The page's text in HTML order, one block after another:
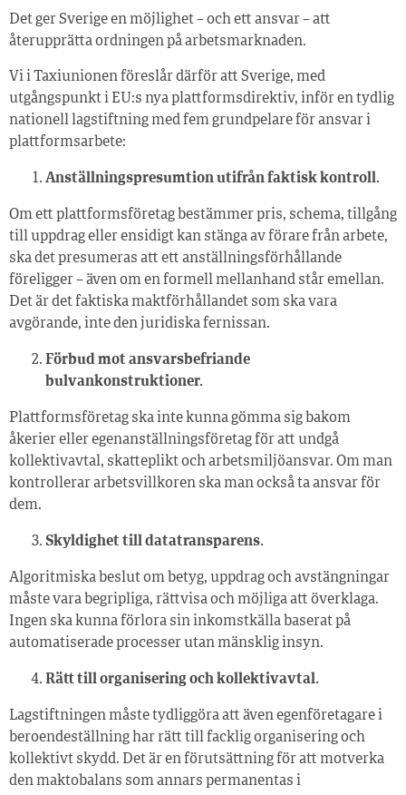
Det ger Sverige en möjlighet – och ett ansvar – att
återupprätta ordningen på arbetsmarknaden.
Vi i Taxiunionen föreslår därför att Sverige, med
utgångspunkt i EU:s nya plattformsdirektiv, inför en tydlig
nationell lagstiftning med fem grundpelare för ansvar i
plattformsarbete:
Anställningspresumtion utifrån faktisk kontroll.
Om ett plattformsföretag bestämmer pris, schema, tillgång
till uppdrag eller ensidigt kan stänga av förare från arbete,
ska det presumeras att ett anställningsförhållande
föreligger – även om en formell mellanhand står emellan.
Det är det faktiska maktförhållandet som ska vara
avgörande, inte den juridiska fernissan.
Förbud mot ansvarsbefriande
bulvankonstruktioner.
Plattformsföretag ska inte kunna gömma sig bakom
åkerier eller egenanställningsföretag för att undgå
kollektivavtal, skatteplikt och arbetsmiljöansvar. Om man
kontrollerar arbetsvillkoren ska man också ta ansvar för
dem.
Skyldighet till datatransparens.
Algoritmiska beslut om betyg, uppdrag och avstängningar
måste vara begripliga, rättvisa och möjliga att överklaga.
Ingen ska kunna förlora sin inkomstkälla baserat på
automatiserade processer utan mänsklig insyn.
Rätt till organisering och kollektivavtal.
Lagstiftningen måste tydliggöra att även egenföretagare i
beroendeställning har rätt till facklig organisering och
kollektivt skydd. Det är en förutsättning för att motverka
den maktobalans som annars permanentas i